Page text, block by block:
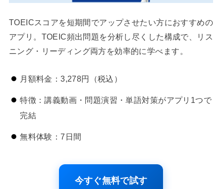
TOEICスコアを短期間でアップさせたい方におすすめの
アプリ。TOEIC頻出問題を分析し尽くした構成で、リス
ニング・リーディング両方を効率的に学べます。
月額料金：3,278円（税込）
特徴：講義動画・問題演習・単語対策がアプリ1つで
完結
無料体験：7日間
今すぐ無料で試す